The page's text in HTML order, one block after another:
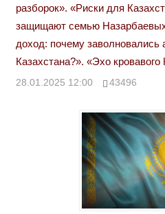
разборок». «Риски для
защищают семью
доход: почему заволновались
Казахстана?». «Эхо кровавого
28.01.2025 12:00 43496